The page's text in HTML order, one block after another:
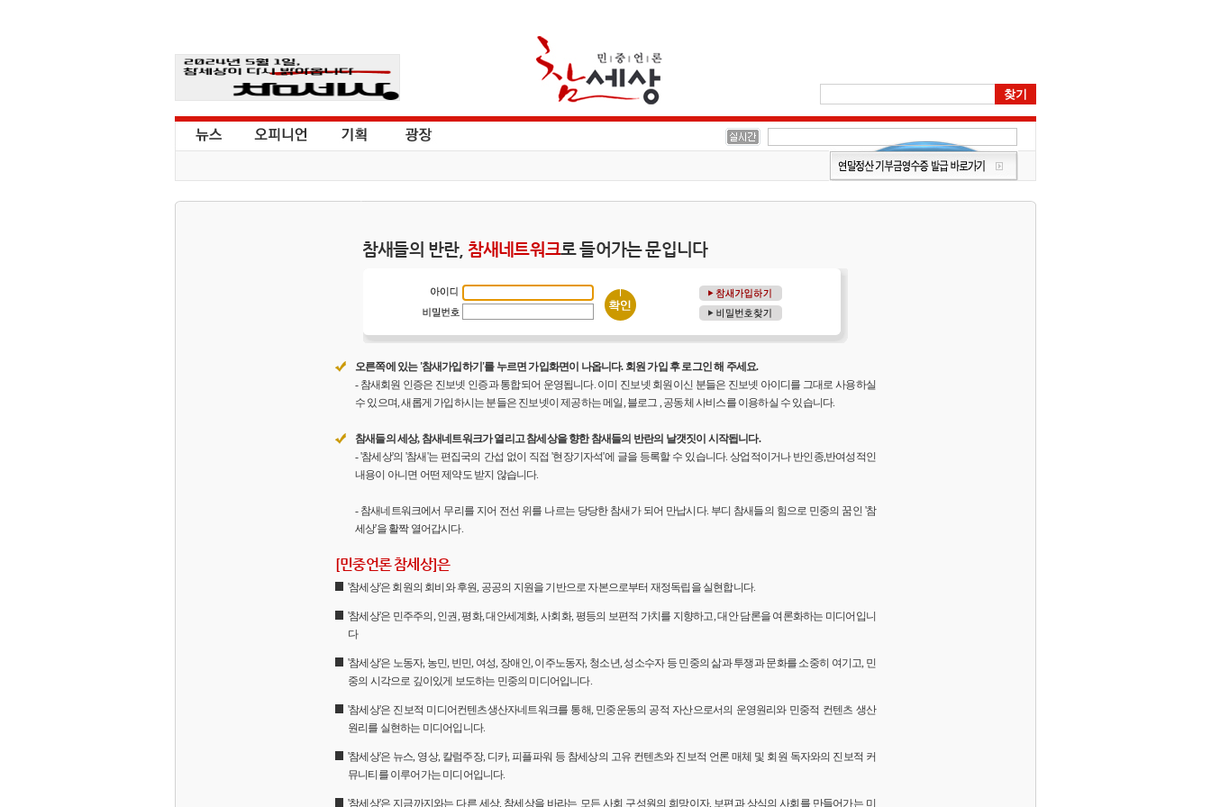
참새들의 반란, 참새네트워크로 들어가는 문입니다
오른쪽에 있는 '참새가입하기'를 누르면 가입화면이 나옵니다. 회원 가입 후 로그인 해 주세요.
- 참새회원 인증은 진보넷 인증과 통합되어 운영됩니다. 이미 진보넷 회원이신 분들은 진보넷 아이디를 그대로 사용하실
수 있으며, 새롭게 가입하시는 분들은 진보넷이 제공하는 메일, 블로그 , 공동체 사비스를 이용하실 수 있습니다.
참새들의 세상, 참새네트워크가 열리고 참세상을 향한 참새들의 반란의 날갯짓이 시작됩니다.
- '참세상'의 '참새'는 편집국의 간섭 없이 직접 '현장기자석'에 글을 등록할 수 있습니다. 상업적이거나 반인종,반여성적인
내용이 아니면 어떤 제약도 받지 않습니다.
- 참새네트워크에서 무리를 지어 전선 위를 나르는 당당한 참새가 되어 만납시다. 부디 참새들의 힘으로 민중의 꿈인 '참
세상'을 활짝 열어갑시다.
[민중언론 참세상]은
'참세상'은 회원의 회비와 후원, 공공의 지원을 기반으로 자본으로부터 재정독립을 실현합니다.
'참세상'은 민주주의, 인권, 평화, 대안세계화, 사회화, 평등의 보편적 가치를 지향하고, 대안 담론을 여론화하는 미디어입니
다
'참세상'은 노동자, 농민, 빈민, 여성, 장애인, 이주노동자, 청소년, 성소수자 등 민중의 삶과 투쟁과 문화를 소중히 여기고, 민
중의 시각으로 깊이있게 보도하는 민중의 미디어입니다.
'참세상'은 진보적 미디어컨텐츠생산자네트워크를 통해, 민중운동의 공적 자산으로서의 운영원리와 민중적 컨텐츠 생산
원리를 실현하는 미디어입니다.
'참세상'은 뉴스, 영상, 칼럼주장, 디카, 피플파워 등 참세상의 고유 컨텐츠와 진보적 언론 매체 및 회원 독자와의 진보적 커
뮤니티를 이루어가는 미디어입니다.
'참세상'은 지금까지와는 다른 세상, 참세상을 바라는 모든 사회 구성원의 희망이자, 보편과 상식의 사회를 만들어가는 미